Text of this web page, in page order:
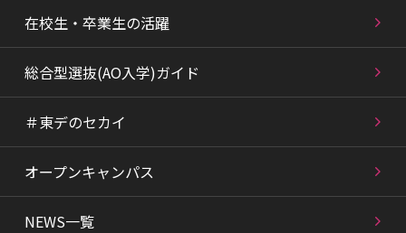
在校生・卒業生の活躍
総合型選抜(AO入学)ガイド
＃東デのセカイ
オープンキャンパス
NEWS一覧